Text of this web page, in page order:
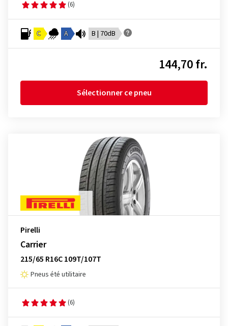
(6)
C A B | 70dB
144,70 fr.
Sélectionner ce pneu
Pirelli
Carrier
215/65 R16C 109T/107T
Pneus été utilitaire
(6)